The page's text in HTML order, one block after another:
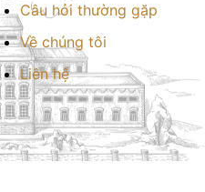
Câu hỏi thường gặp
Về chúng tôi
Liên hệ